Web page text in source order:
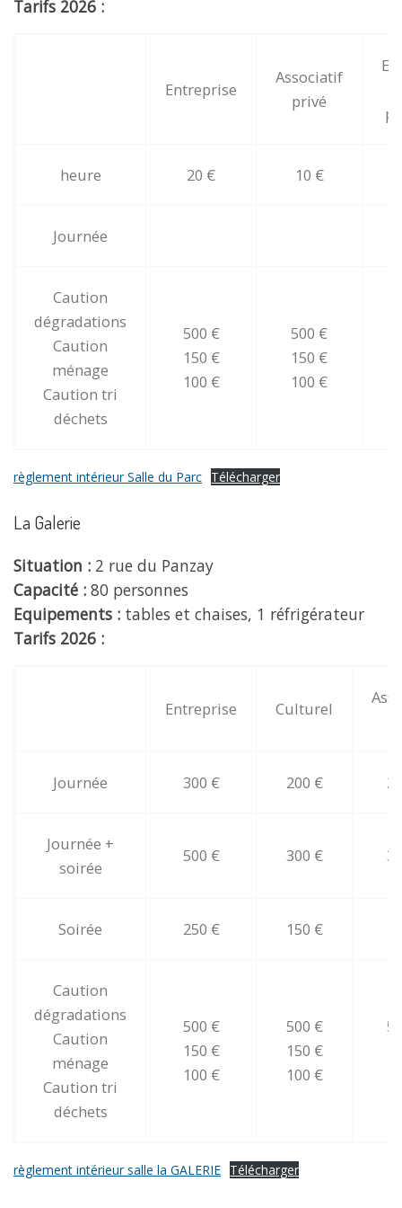
Tarifs 2026 :
Entreprise
Associatif
privé
heure 20 € 10 €
Journée
Caution
dégradations
Caution
ménage
Caution tri
déchets
500 €
150 €
100 €
500 €
150 €
100 €
règlement intérieur Salle du Parc Télécharger
La Galerie
Situation : 2 rue du Panzay
Capacité : 80 personnes
Equipements : tables et chaises, 1 réfrigérateur
Tarifs 2026 :
Entreprise Culturel
Journée 300 € 200 €
Journée +
soirée
500 € 300 €
Soirée 250 € 150 €
Caution
dégradations
Caution
ménage
Caution tri
déchets
500 €
150 €
100 €
500 €
150 €
100 €
règlement intérieur salle la GALERIE Télécharger